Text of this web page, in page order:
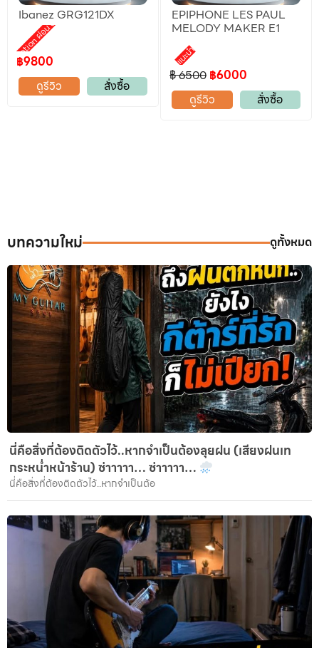
Ibanez GRG121DX
Promotion ผ่อน 0%
฿9800
ดูรีวิว
สั่งซื้อ
EPIPHONE LES PAUL
MELODY MAKER E1
แนะนำ
฿ 6500 ฿6000
ดูรีวิว
สั่งซื้อ
บทความใหม่ ดูทั้งหมด
นี่คือสิ่งที่ต้องติดตัวไว้..หากจำเป็นต้องลุยฝน (เสียงฝนเท
กระหน่ำหน้าร้าน) ซ่าาาาา… ซ่าาาาา…
นี่คือสิ่งที่ต้องติดตัวไว้..หากจำเป็นต้อ